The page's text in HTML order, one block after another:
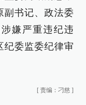
副书记、政法委
嫌严重违纪违
纪委监委纪律审
[ 责编：刁慈 ]